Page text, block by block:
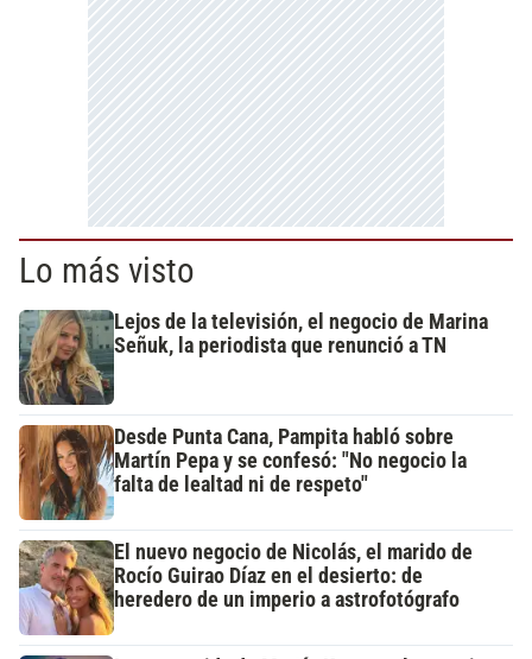
Lo más visto
Lejos de la televisión, el negocio de Marina
Señuk, la periodista que renunció a TN
Desde Punta Cana, Pampita habló sobre
Martín Pepa y se confesó: "No negocio la
falta de lealtad ni de respeto"
El nuevo negocio de Nicolás, el marido de
Rocío Guirao Díaz en el desierto: de
heredero de un imperio a astrofotógrafo